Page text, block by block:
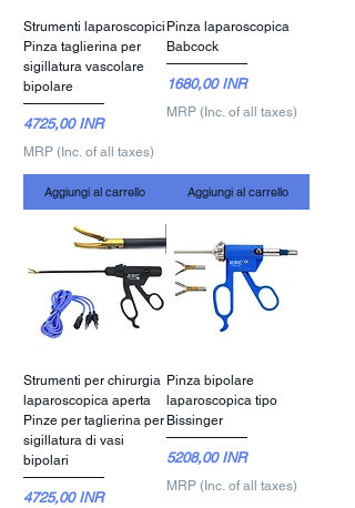
Strumenti laparoscopici
Pinza taglierina per
sigillatura vascolare
bipolare
Prezzo
4725,00 INR
MRP (Inc. of all taxes)
Aggiungi al carrello
Pinza laparoscopica
Babcock
Prezzo
1680,00 INR
MRP (Inc. of all taxes)
Aggiungi al carrello
Strumenti per chirurgia
laparoscopica aperta
Pinze per taglierina per
sigillatura di vasi
bipolari
Prezzo
4725,00 INR
Pinza bipolare
laparoscopica tipo
Bissinger
Prezzo
5208,00 INR
MRP (Inc. of all taxes)